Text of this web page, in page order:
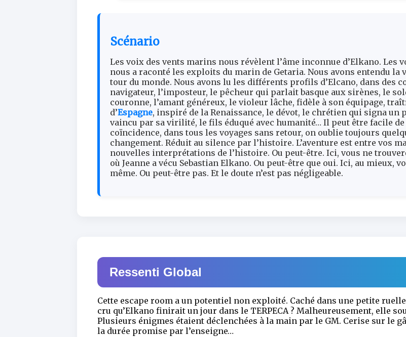
Scénario
Les voix des vents marins nous révèlent l’âme inconnue d’Elkano. Les
nous a raconté les exploits du marin de Getaria. Nous avons entendu la
tour du monde. Nous avons lu les différents profils d’Elcano, dans des
navigateur, l’imposteur, le pêcheur qui parlait basque aux sirènes, le
couronne, l’amant généreux, le violeur lâche, fidèle à son équipage,
d’Espagne, inspiré de la Renaissance, le dévot, le chrétien qui signa un
vaincu par sa virilité, le fils éduqué avec humanité… Il peut être facile
coïncidence, dans tous les voyages sans retour, on oublie toujours
changement. Réduit au silence par l’histoire. L’aventure est entre vos
nouvelles interprétations de l’histoire. Ou peut-être. Ici, vous ne
où Jeanne a vécu Sebastian Elkano. Ou peut-être que oui. Ici, au mieux,
même. Ou peut-être pas. Et le doute n’est pas négligeable.
Ressenti Global
Cette escape room a un potentiel non exploité. Caché dans une petite
cru qu’Elkano finirait un jour dans le TERPECA ? Malheureusement, elle
Plusieurs énigmes étaient déclenchées à la main par le GM. Cerise sur le
la durée promise par l’enseigne…